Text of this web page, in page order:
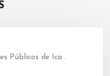
Públicos de Ica .